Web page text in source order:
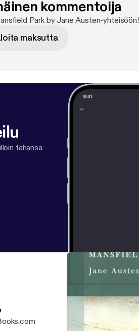
kommentoija
Park by Jane Austen-yhteisöön!
maksutta
tahansa